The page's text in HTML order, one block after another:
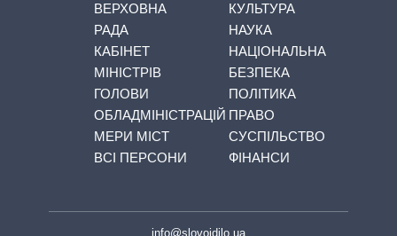
ВЕРХОВНА
РАДА
КАБІНЕТ
МІНІСТРІВ
ГОЛОВИ
ОБЛАДМІНІСТРАЦІЙ
МЕРИ МІСТ
ВСІ ПЕРСОНИ
КУЛЬТУРА
НАУКА
НАЦІОНАЛЬНА
БЕЗПЕКА
ПОЛІТИКА
ПРАВО
СУСПІЛЬСТВО
ФІНАНСИ
info@slovoidilo.ua